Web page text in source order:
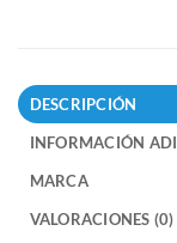
DESCRIPCIÓN
INFORMACIÓN
MARCA
VALORACIONES (0)